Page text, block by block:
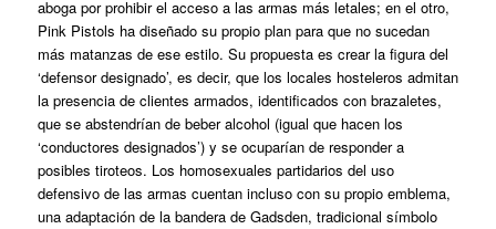
aboga por prohibir el acceso a las armas más letales; en el otro,
Pink Pistols ha diseñado su propio plan para que no sucedan
más matanzas de ese estilo. Su propuesta es crear la figura del
‘defensor designado’, es decir, que los locales hosteleros admitan
la presencia de clientes armados, identificados con brazaletes,
que se abstendrían de beber alcohol (igual que hacen los
‘conductores designados’) y se ocuparían de responder a
posibles tiroteos. Los homosexuales partidarios del uso
defensivo de las armas cuentan incluso con su propio emblema,
una adaptación de la bandera de Gadsden, tradicional símbolo